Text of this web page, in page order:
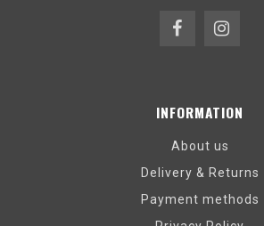
INFORMATION
About us
Delivery & Returns
Payment methods